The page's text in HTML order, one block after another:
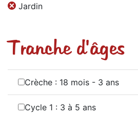
Jardin
Tranche d'âges
Crèche : 18 mois - 3 ans
Cycle 1 : 3 à 5 ans